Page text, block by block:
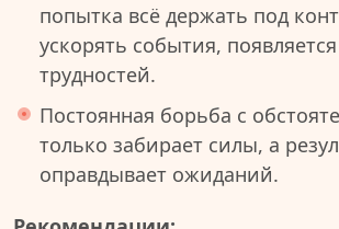
попытка всё держать под
ускорять события,
трудностей.
Постоянная борьба с
только забирает силы, а
оправдывает ожиданий.